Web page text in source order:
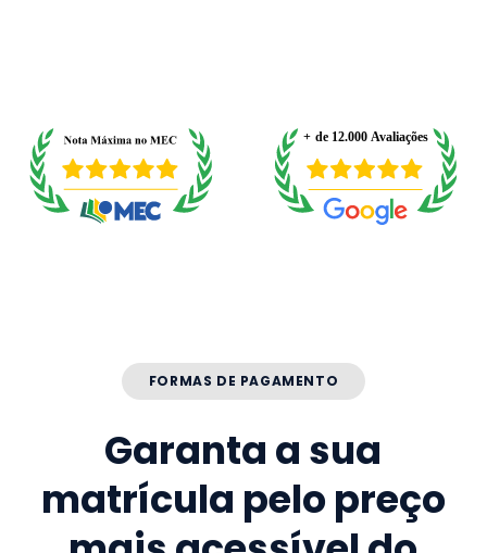
FORMAS DE PAGAMENTO
Garanta a sua
matrícula pelo preço